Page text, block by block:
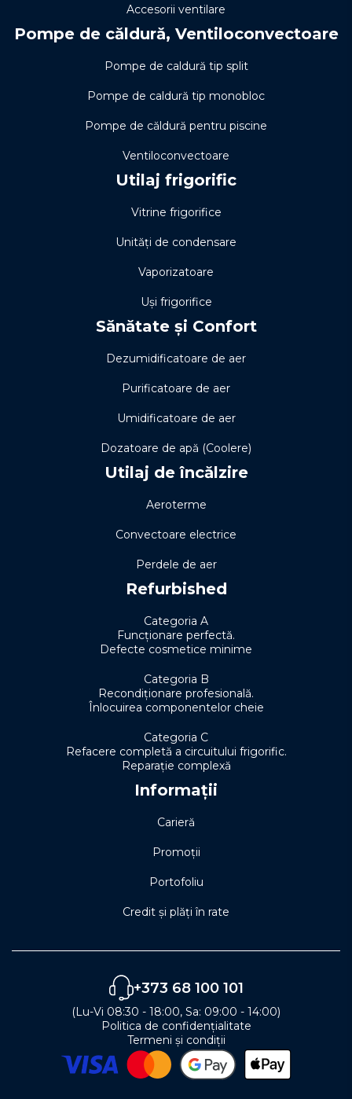
Accesorii ventilare
Pompe de căldură, Ventiloconvectoare
Pompe de caldură tip split
Pompe de caldură tip monobloc
Pompe de căldură pentru piscine
Ventiloconvectoare
Utilaj frigorific
Vitrine frigorifice
Unități de condensare
Vaporizatoare
Uși frigorifice
Sănătate și Confort
Dezumidificatoare de aer
Purificatoare de aer
Umidificatoare de aer
Dozatoare de apă (Coolere)
Utilaj de încălzire
Aeroterme
Convectoare electrice
Perdele de aer
Refurbished
Categoria A
Funcționare perfectă.
Defecte cosmetice minime
Categoria B
Recondiționare profesională.
Înlocuirea componentelor cheie
Categoria C
Refacere completă a circuitului frigorific.
Reparație complexă
Informații
Carieră
Promoții
Portofoliu
Credit și plăți în rate
+373 68 100 101
(Lu-Vi 08:30 - 18:00, Sa: 09:00 - 14:00)
Politica de confidențialitate
Termeni și condiții